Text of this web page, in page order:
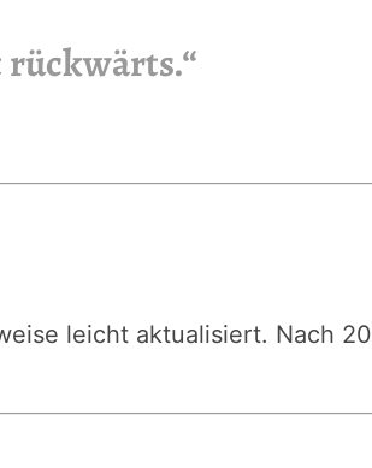
leicht aktualisiert. Nach 20